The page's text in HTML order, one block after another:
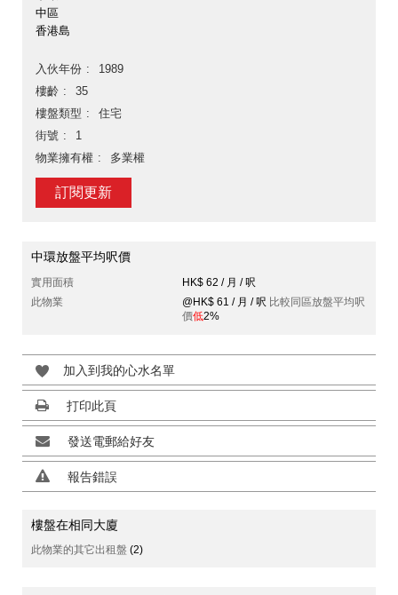
中區
香港島
入伙年份
1989
樓齡
35
樓盤類型
住宅
街號
1
物業擁有權
多業權
訂閱更新
中環放盤平均呎價
實用面積
HK$ 62 / 月 / 呎
此物業
@HK$ 61 / 月 / 呎 比較同區放盤平均呎
價低2%
加入到我的心水名單
打印此頁
發送電郵給好友
報告錯誤
樓盤在相同大廈
此物業的其它出租盤 (2)